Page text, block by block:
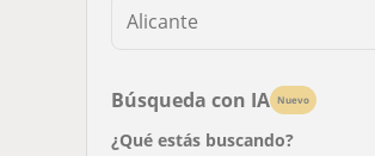
Búsqueda con IA Nuevo
¿Qué estás buscando?